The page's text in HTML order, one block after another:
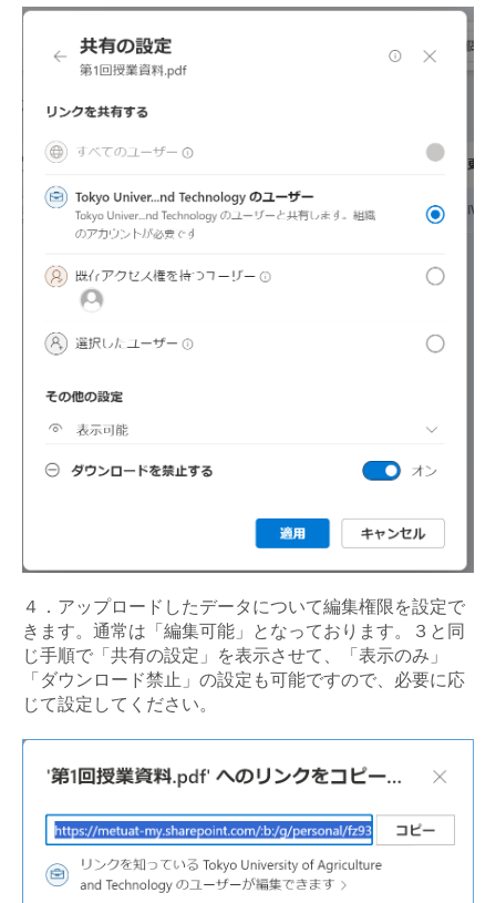
４．アップロードしたデータについて編集権限を設定で
きます。通常は「編集可能」となっております。３と同
じ手順で「共有の設定」を表示させて、「表示のみ」
「ダウンロード禁止」の設定も可能ですので、必要に応
じて設定してください。